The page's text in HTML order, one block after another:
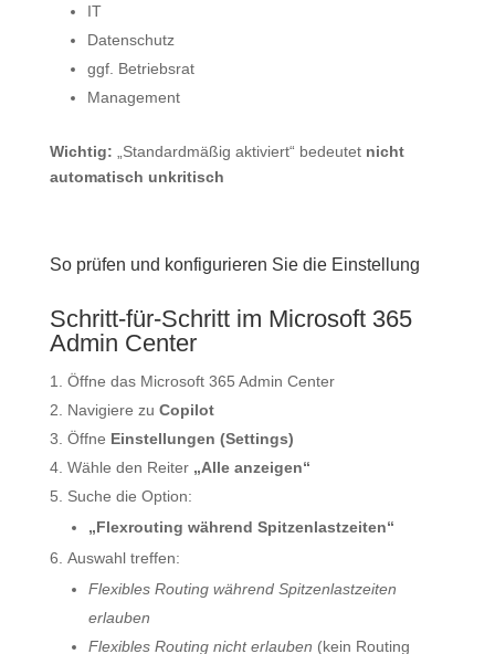
IT
Datenschutz
ggf. Betriebsrat
Management
Wichtig: „Standardmäßig aktiviert“ bedeutet nicht
automatisch unkritisch
So prüfen und konfigurieren Sie die Einstellung
Schritt-für-Schritt im Microsoft 365
Admin Center
Öffne das Microsoft 365 Admin Center
Navigiere zu Copilot
Öffne Einstellungen (Settings)
Wähle den Reiter „Alle anzeigen“
Suche die Option:
„Flexrouting während Spitzenlastzeiten“
Auswahl treffen:
Flexibles Routing während Spitzenlastzeiten
erlauben
Flexibles Routing nicht erlauben (kein Routing